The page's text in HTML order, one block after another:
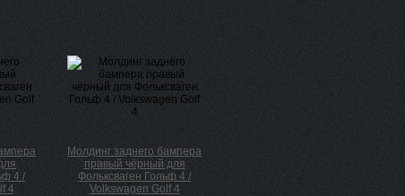
4 /
4
Молдинг заднего бампера
правый чёрный для
Фольксваген Гольф 4 /
Volkswagen Golf 4